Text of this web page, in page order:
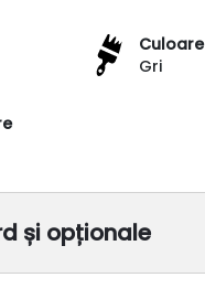
Culoare
Gri
și opționale